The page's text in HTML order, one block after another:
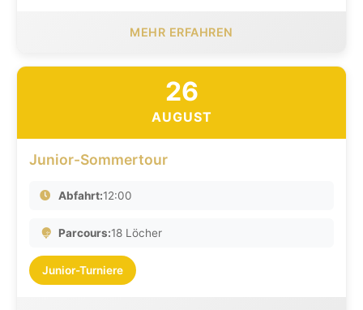
MEHR ERFAHREN
26
AUGUST
Junior-Sommertour
Abfahrt:12:00
Parcours:18 Löcher
Junior-Turniere